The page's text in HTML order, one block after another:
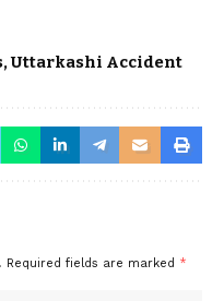
,Uttarkashi Accident
Required fields are marked *